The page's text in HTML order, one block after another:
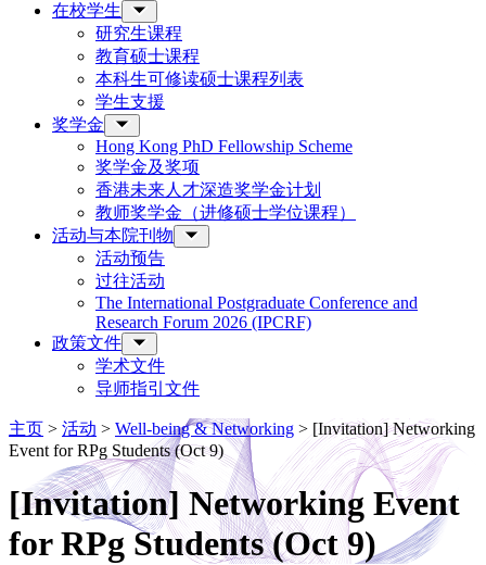
在校学生
研究生课程
教育硕士课程
本科生可修读硕士课程列表
学生支援
奖学金
Hong Kong PhD Fellowship Scheme
奖学金及奖项
香港未来人才深造奖学金计划
教师奖学金（进修硕士学位课程）
活动与本院刊物
活动预告
过往活动
The International Postgraduate Conference and
Research Forum 2026 (IPCRF)
政策文件
学术文件
导师指引文件
主页 > 活动 > Well-being & Networking > [Invitation] Networking
Event for RPg Students (Oct 9)
[Invitation] Networking Event
for RPg Students (Oct 9)